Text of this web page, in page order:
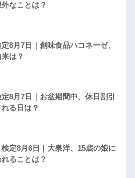
なことは？
8月7日｜創味食品ハコネーゼ、
は？
定8月7日｜お盆期間中、休日割引
る日は？
定8月6日｜大泉洋、15歳の娘に
ることは？